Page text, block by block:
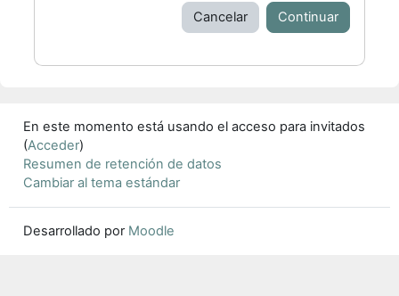
Cancelar Continuar
En este momento está usando el acceso para invitados
(Acceder)
Resumen de retención de datos
Cambiar al tema estándar
Desarrollado por Moodle